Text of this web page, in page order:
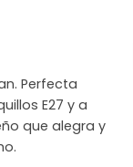
Perfecta
E27 y a
que alegra y